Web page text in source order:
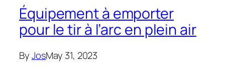
Équipement à emporter
pour le tir à l’arc en plein air
ByJosMay 31, 2023